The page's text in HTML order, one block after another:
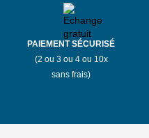
PAIEMENT SÉCURISÉ
(2 ou 3 ou 4 ou 10x
sans frais)